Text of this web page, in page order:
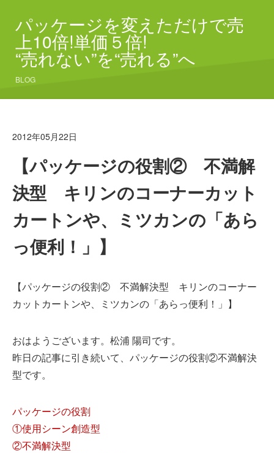
パッケージを変えただけで売
上10倍!単価５倍!
“売れない”を“売れる”へ
BLOG
2012年05月22日
【パッケージの役割② 不満解
決型 キリンのコーナーカット
カートンや、ミツカンの「あら
っ便利！」】
【パッケージの役割② 不満解決型 キリンのコーナー
カットカートンや、ミツカンの「あらっ便利！」】
おはようございます。松浦 陽司です。
昨日の記事に引き続いて、パッケージの役割②不満解決
型です。
パッケージの役割
①使用シーン創造型
②不満解決型